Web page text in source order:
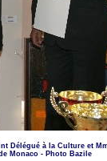
Délégué à la Culture et
Monaco - Photo Bazile